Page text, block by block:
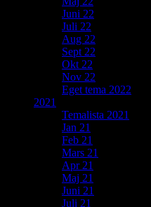
Juni 22
Juli 22
Aug 22
Sept 22
Okt 22
Nov 22
Eget tema 2022
2021
Temalista 2021
Jan 21
Feb 21
Mars 21
Apr 21
Maj 21
Juni 21
Juli 21